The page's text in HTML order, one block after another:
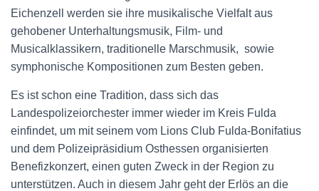
Eichenzell werden sie ihre musikalische Vielfalt aus
gehobener Unterhaltungsmusik, Film- und
Musicalklassikern, traditionelle Marschmusik, sowie
symphonische Kompositionen zum Besten geben.
Es ist schon eine Tradition, dass sich das
Landespolizeiorchester immer wieder im Kreis Fulda
einfindet, um mit seinem vom Lions Club Fulda-Bonifatius
und dem Polizeipräsidium Osthessen organisierten
Benefizkonzert, einen guten Zweck in der Region zu
unterstützen. Auch in diesem Jahr geht der Erlös an die